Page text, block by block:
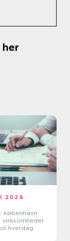
2026
københavn:
virksomheder
hverdag